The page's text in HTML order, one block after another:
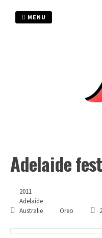
MENU
Adelaide
2011
Adelaide
Australie
Oreo